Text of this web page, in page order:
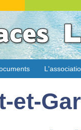
et-